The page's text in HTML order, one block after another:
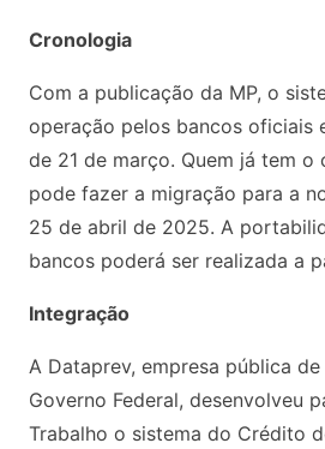
Cronologia
Com a publicação da MP, o
operação pelos bancos oficiais
de 21 de março. Quem já tem o
pode fazer a migração para a
25 de abril de 2025. A
bancos poderá ser realizada a
Integração
A Dataprev, empresa pública
Governo Federal, desenvolveu
Trabalho o sistema do Crédito